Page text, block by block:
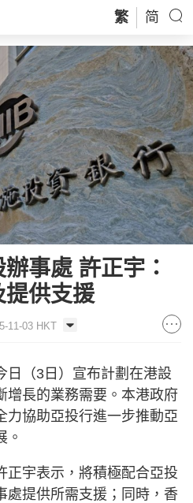
繁 简
事處 許正宇：
提供支援
11-03 HKT
日（3日）宣布計劃在港設
增長的業務需要。本港政府
力協助亞投行進一步推動亞
。
正宇表示，將積極配合亞投
處提供所需支援；同時，香